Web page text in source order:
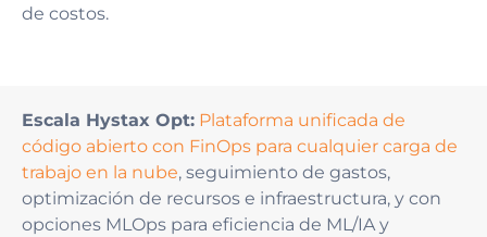
de costos.
Escala Hystax Opt: Plataforma unificada de
código abierto con FinOps para cualquier carga de
trabajo en la nube, seguimiento de gastos,
optimización de recursos e infraestructura, y con
opciones MLOps para eficiencia de ML/IA y